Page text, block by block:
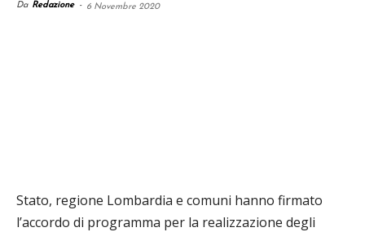
Da Redazione - 6 Novembre 2020
Stato, regione Lombardia e comuni hanno firmato
l’accordo di programma per la realizzazione degli